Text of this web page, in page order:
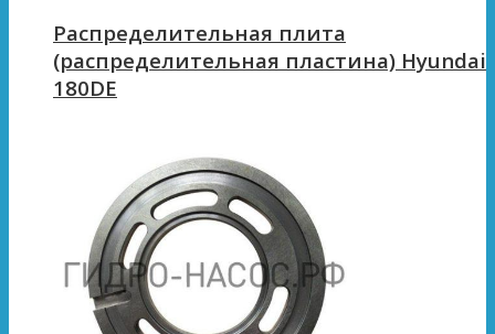
Распределительная плита
(распределительная пластина) Hyundai
180DE